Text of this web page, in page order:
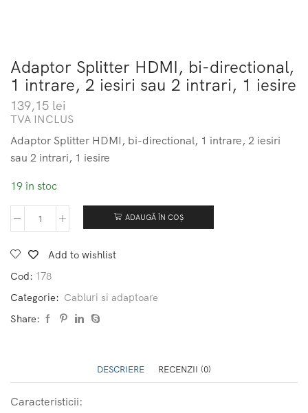
Adaptor Splitter HDMI, bi-directional,
1 intrare, 2 iesiri sau 2 intrari, 1 iesire
139,15 lei
TVA INCLUS
Adaptor Splitter HDMI, bi-directional, 1 intrare, 2 iesiri
sau 2 intrari, 1 iesire
19 în stoc
Cantitate
Splitter
HDMI,
bi-
1
intrare,
1
iesire
ADAUGĂ ÎN COȘ
Add to wishlist
Cod: 178
Categorie: Cabluri si adaptoare
Share:
DESCRIERE RECENZII (0)
Caracteristicii: